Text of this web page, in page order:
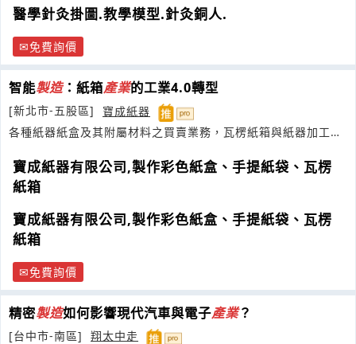
醫學針灸掛圖.教學模型.針灸銅人.
免費詢價
智能製造：紙箱產業的工業4.0轉型
[新北市-五股區]
寶成紙器
各種紙器紙盒及其附屬材料之買賣業務，瓦楞紙箱與紙器加工製
寶成紙器有限公司,製作彩色紙盒、手提紙袋、瓦楞
紙箱
寶成紙器有限公司,製作彩色紙盒、手提紙袋、瓦楞
紙箱
免費詢價
精密製造如何影響現代汽車與電子產業？
[台中市-南區]
翔太中走